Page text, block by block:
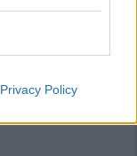
Privacy Policy